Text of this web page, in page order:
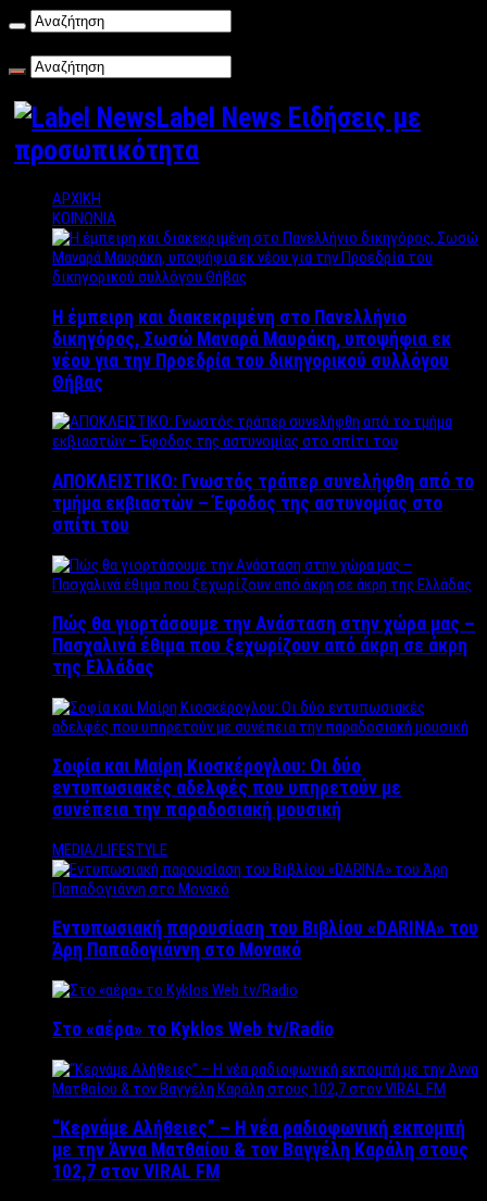
Label News Ειδήσεις με
προσωπικότητα
ΑΡΧΙΚΗ
ΚΟΙΝΩΝΙΑ
Η έμπειρη και διακεκριμένη στο Πανελλήνιο
δικηγόρος, Σωσώ Μαναρά Μαυράκη, υποψήφια εκ
νέου για την Προεδρία του δικηγορικού συλλόγου
Θήβας
ΑΠΟΚΛΕΙΣΤΙΚΟ: Γνωστός τράπερ συνελήφθη από το
τμήμα εκβιαστών – Έφοδος της αστυνομίας στο
σπίτι του
Πώς θα γιορτάσουμε την Ανάσταση στην χώρα μας –
Πασχαλινά έθιμα που ξεχωρίζουν από άκρη σε άκρη
της Ελλάδας
Σοφία και Μαίρη Κιοσκέρογλου: Οι δύο
εντυπωσιακές αδελφές που υπηρετούν με
συνέπεια την παραδοσιακή μουσική
MEDIA/LIFESTYLE
Εντυπωσιακή παρουσίαση του Βιβλίου «DARINA» του
Άρη Παπαδογιάννη στο Μονακό
Στο «αέρα» το Kyklos Web tv/Radio
“Kερνάμε Αλήθειες” – Η νέα ραδιοφωνική εκπομπή
με την Άννα Ματθαίου & τον Βαγγέλη Καράλη στους
102,7 στον VIRAL FM